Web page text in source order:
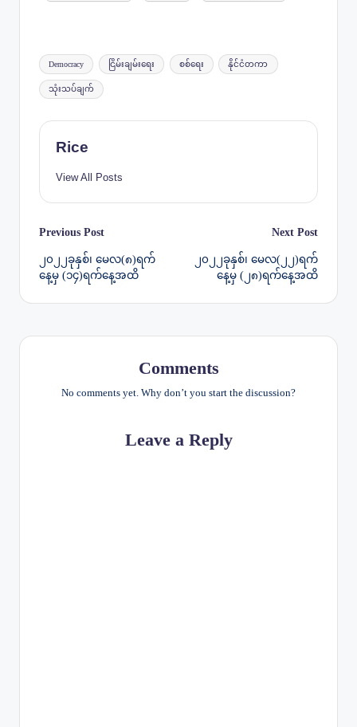
Tags:
Democracy ငြိမ်းချမ်းရေး စစ်ရေး နိုင်ငံတကာ
သုံးသပ်ချက်
Rice
View All Posts
Post
navigation
Previous Post
၂၀၂၂ခုနှစ်၊ မေလ(၈)ရက်
နေ့မှ (၁၄)ရက်နေ့အထိ
Next Post
၂၀၂၂ခုနှစ်၊ မေလ(၂၂)ရက်
နေ့မှ (၂၈)ရက်နေ့အထိ
Comments
No comments yet. Why don’t you start the discussion?
Leave a Reply